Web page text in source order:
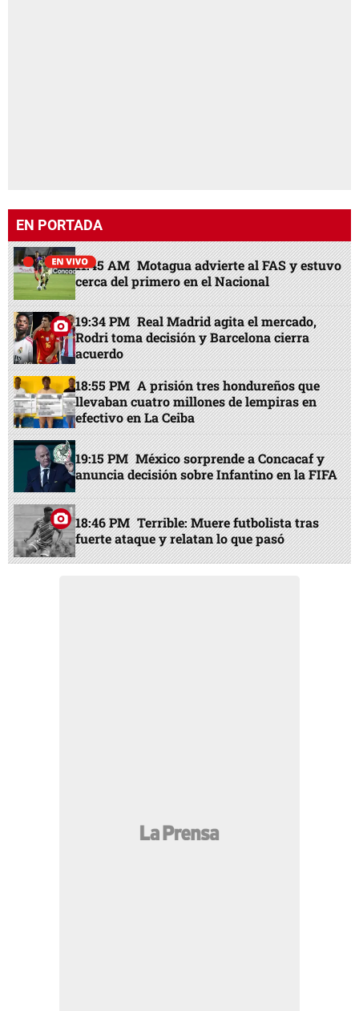
EN PORTADA
11:45 AM Motagua advierte al FAS y estuvo
cerca del primero en el Nacional
19:34 PM Real Madrid agita el mercado,
Rodri toma decisión y Barcelona cierra
acuerdo
18:55 PM A prisión tres hondureños que
llevaban cuatro millones de lempiras en
efectivo en La Ceiba
19:15 PM México sorprende a Concacaf y
anuncia decisión sobre Infantino en la FIFA
18:46 PM Terrible: Muere futbolista tras
fuerte ataque y relatan lo que pasó